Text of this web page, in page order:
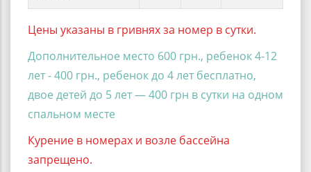
Цены указаны в гривнях за номер в сутки.
Дополнительное место 600 грн., ребенок 4-12
лет - 400 грн., ребенок до 4 лет бесплатно,
двое детей до 5 лет — 400 грн в сутки на одном
спальном месте
Курение в номерах и возле бассейна
запрещено.